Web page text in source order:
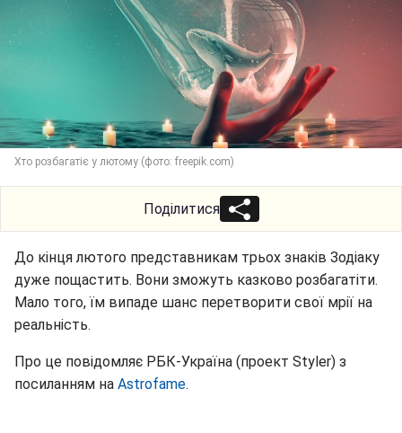
Хто розбагатіє у лютому (фото: freepik.com)
Поділитися
До кінця лютого представникам трьох знаків Зодіаку
дуже пощастить. Вони зможуть казково розбагатіти.
Мало того, їм випаде шанс перетворити свої мрії на
реальність.
Про це повідомляє РБК-Україна (проект Styler) з
посиланням на Astrofame.